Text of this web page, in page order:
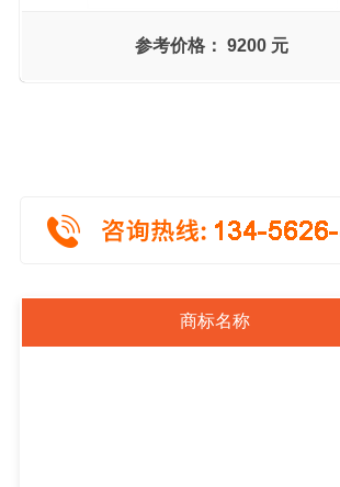
参考价格： 9200 元
商标名称